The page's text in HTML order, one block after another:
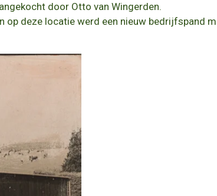
door Otto van Wingerden.
op deze locatie werd een nieuw bedrijfspand